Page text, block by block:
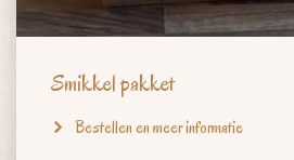
Smikkel pakket
Bestellen en meer informatie